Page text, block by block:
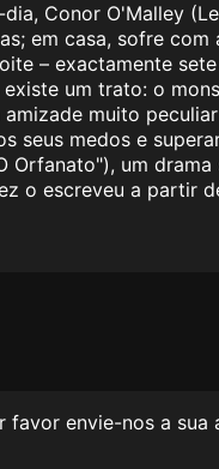
Conor O'Malley
em casa, sofre
– exactamente
um trato: o
muito
seus medos e
Orfanato"), um
o escreveu a partir
favor envie-nos a sua